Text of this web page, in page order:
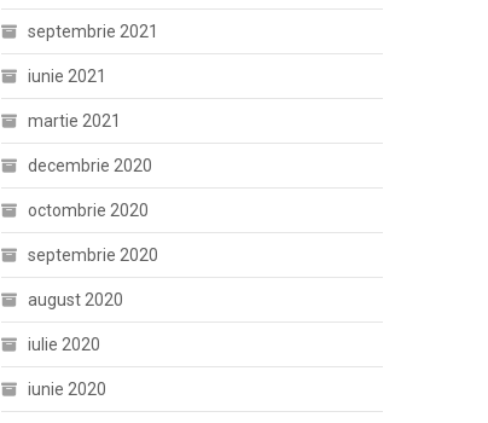
septembrie 2021
iunie 2021
martie 2021
decembrie 2020
octombrie 2020
septembrie 2020
august 2020
iulie 2020
iunie 2020